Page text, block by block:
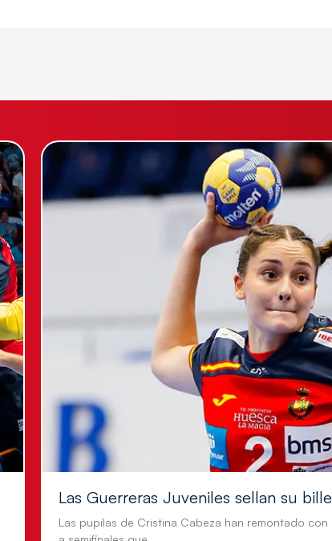
Las Guerreras Juveniles sellan su
Las pupilas de Cristina Cabeza han remontado